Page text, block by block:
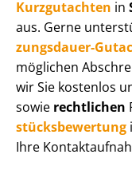
Kurzgutachten in
aus. Gerne
zungs­dau­er-
möglichen
wir Sie kostenlos
sowie rechtlichen
stücks­be­wer­tung
Ihre